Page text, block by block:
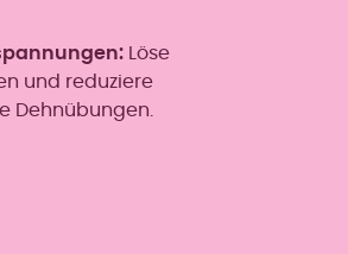
Löse
und reduziere
Dehnübungen.